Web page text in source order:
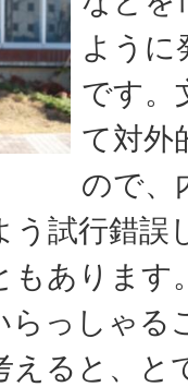
ように
です。
て対外
ので、
う試行錯誤
もあります
らっしゃる
えると、と